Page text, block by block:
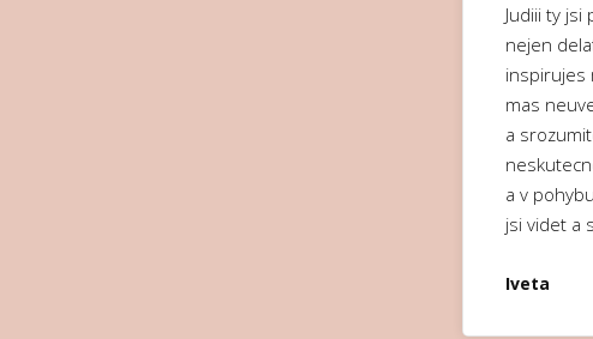
Judiii ty jsi
nejen
inspirujes
mas
a
a v
jsi videt a
Iveta